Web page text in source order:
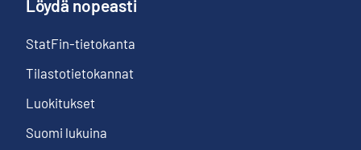
Löydä nopeasti
StatFin-tietokanta
Tilastotietokannat
Luokitukset
Suomi lukuina